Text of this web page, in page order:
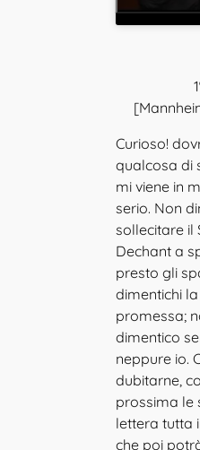
Curioso!
qualcosa di
mi viene in
serio. Non
sollecitare il
Dechant a
presto gli
dimentichi
promessa;
dimentico
neppure io.
dubitarne,
prossima le
lettera tutta
che poi